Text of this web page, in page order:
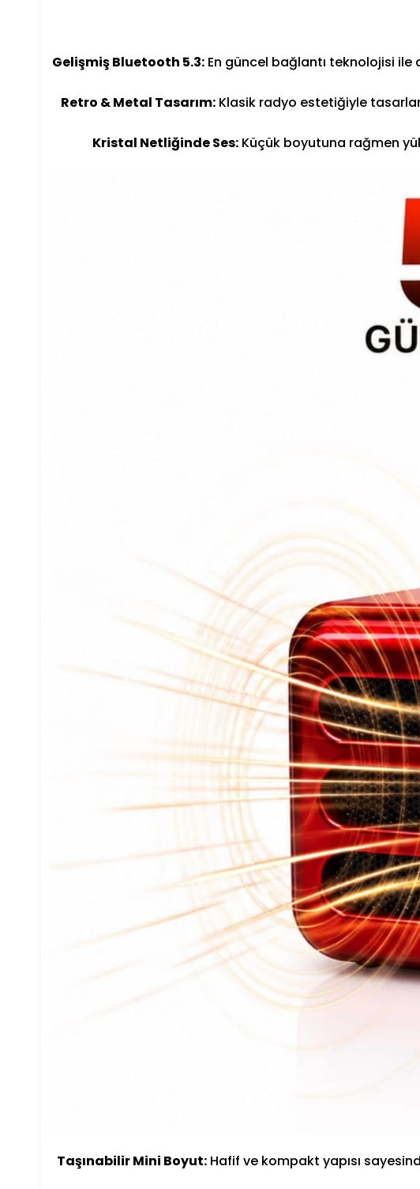
Gelişmiş Bluetooth 5.3:En güncel bağlantı teknolojisi ile
Retro & Metal Tasarım: Klasik radyo estetiğiyle
Kristal Netliğinde Ses: Küçük boyutuna rağmen
Taşınabilir Mini Boyut:Hafif ve kompakt yapısı